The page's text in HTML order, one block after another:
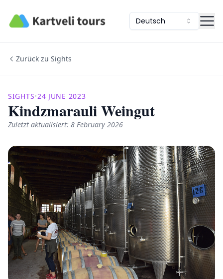
Kartveli Tours Deutsch
Zurück zu Sights
SIGHTS•24 JUNE 2023
Kindzmarauli Weingut
Zuletzt aktualisiert: 8 February 2026